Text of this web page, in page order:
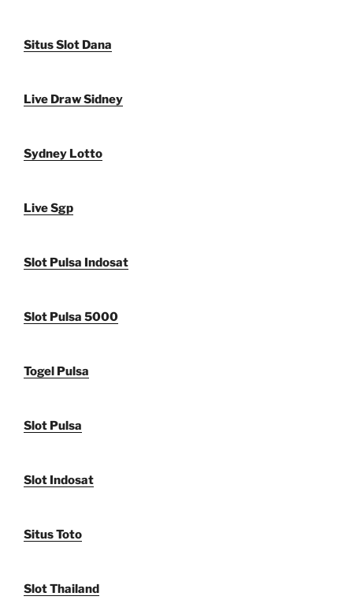
Situs Slot Dana
Live Draw Sidney
Sydney Lotto
Live Sgp
Slot Pulsa Indosat
Slot Pulsa 5000
Togel Pulsa
Slot Pulsa
Slot Indosat
Situs Toto
Slot Thailand